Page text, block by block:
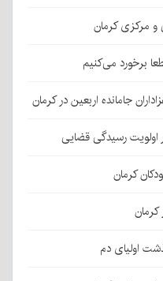
و مرکزی کرمان
برخورد می‌کنیم
اولویت رسیدگی قضایی
کرمان
اولیای دم